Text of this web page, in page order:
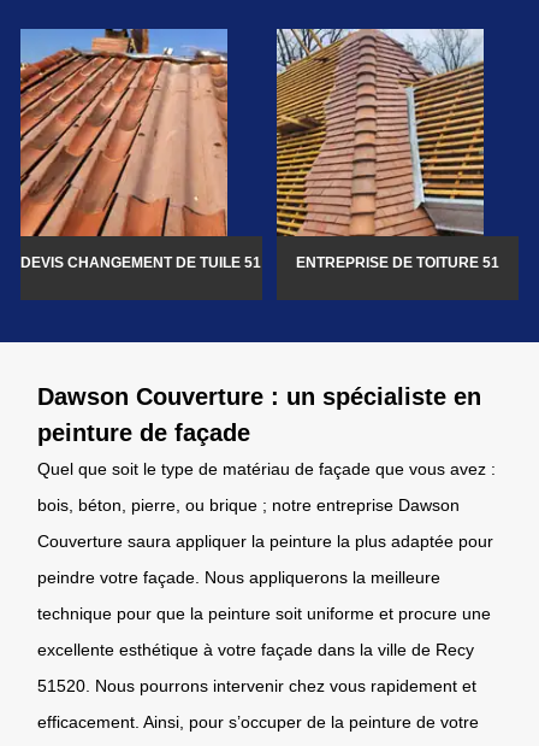
DEVIS CHANGEMENT DE TUILE 51 ENTREPRISE DE TOITURE 51
Dawson Couverture : un spécialiste en
peinture de façade
Quel que soit le type de matériau de façade que vous avez :
bois, béton, pierre, ou brique ; notre entreprise Dawson
Couverture saura appliquer la peinture la plus adaptée pour
peindre votre façade. Nous appliquerons la meilleure
technique pour que la peinture soit uniforme et procure une
excellente esthétique à votre façade dans la ville de Recy
51520. Nous pourrons intervenir chez vous rapidement et
efficacement. Ainsi, pour s’occuper de la peinture de votre